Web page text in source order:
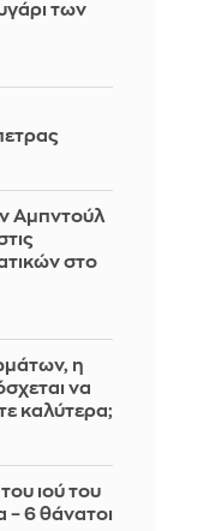
των
Αμπντούλ
στο
η
να
καλύτερα;
ιού του
– 6 θάνατοι